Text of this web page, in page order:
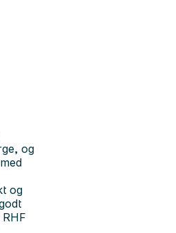
og
og